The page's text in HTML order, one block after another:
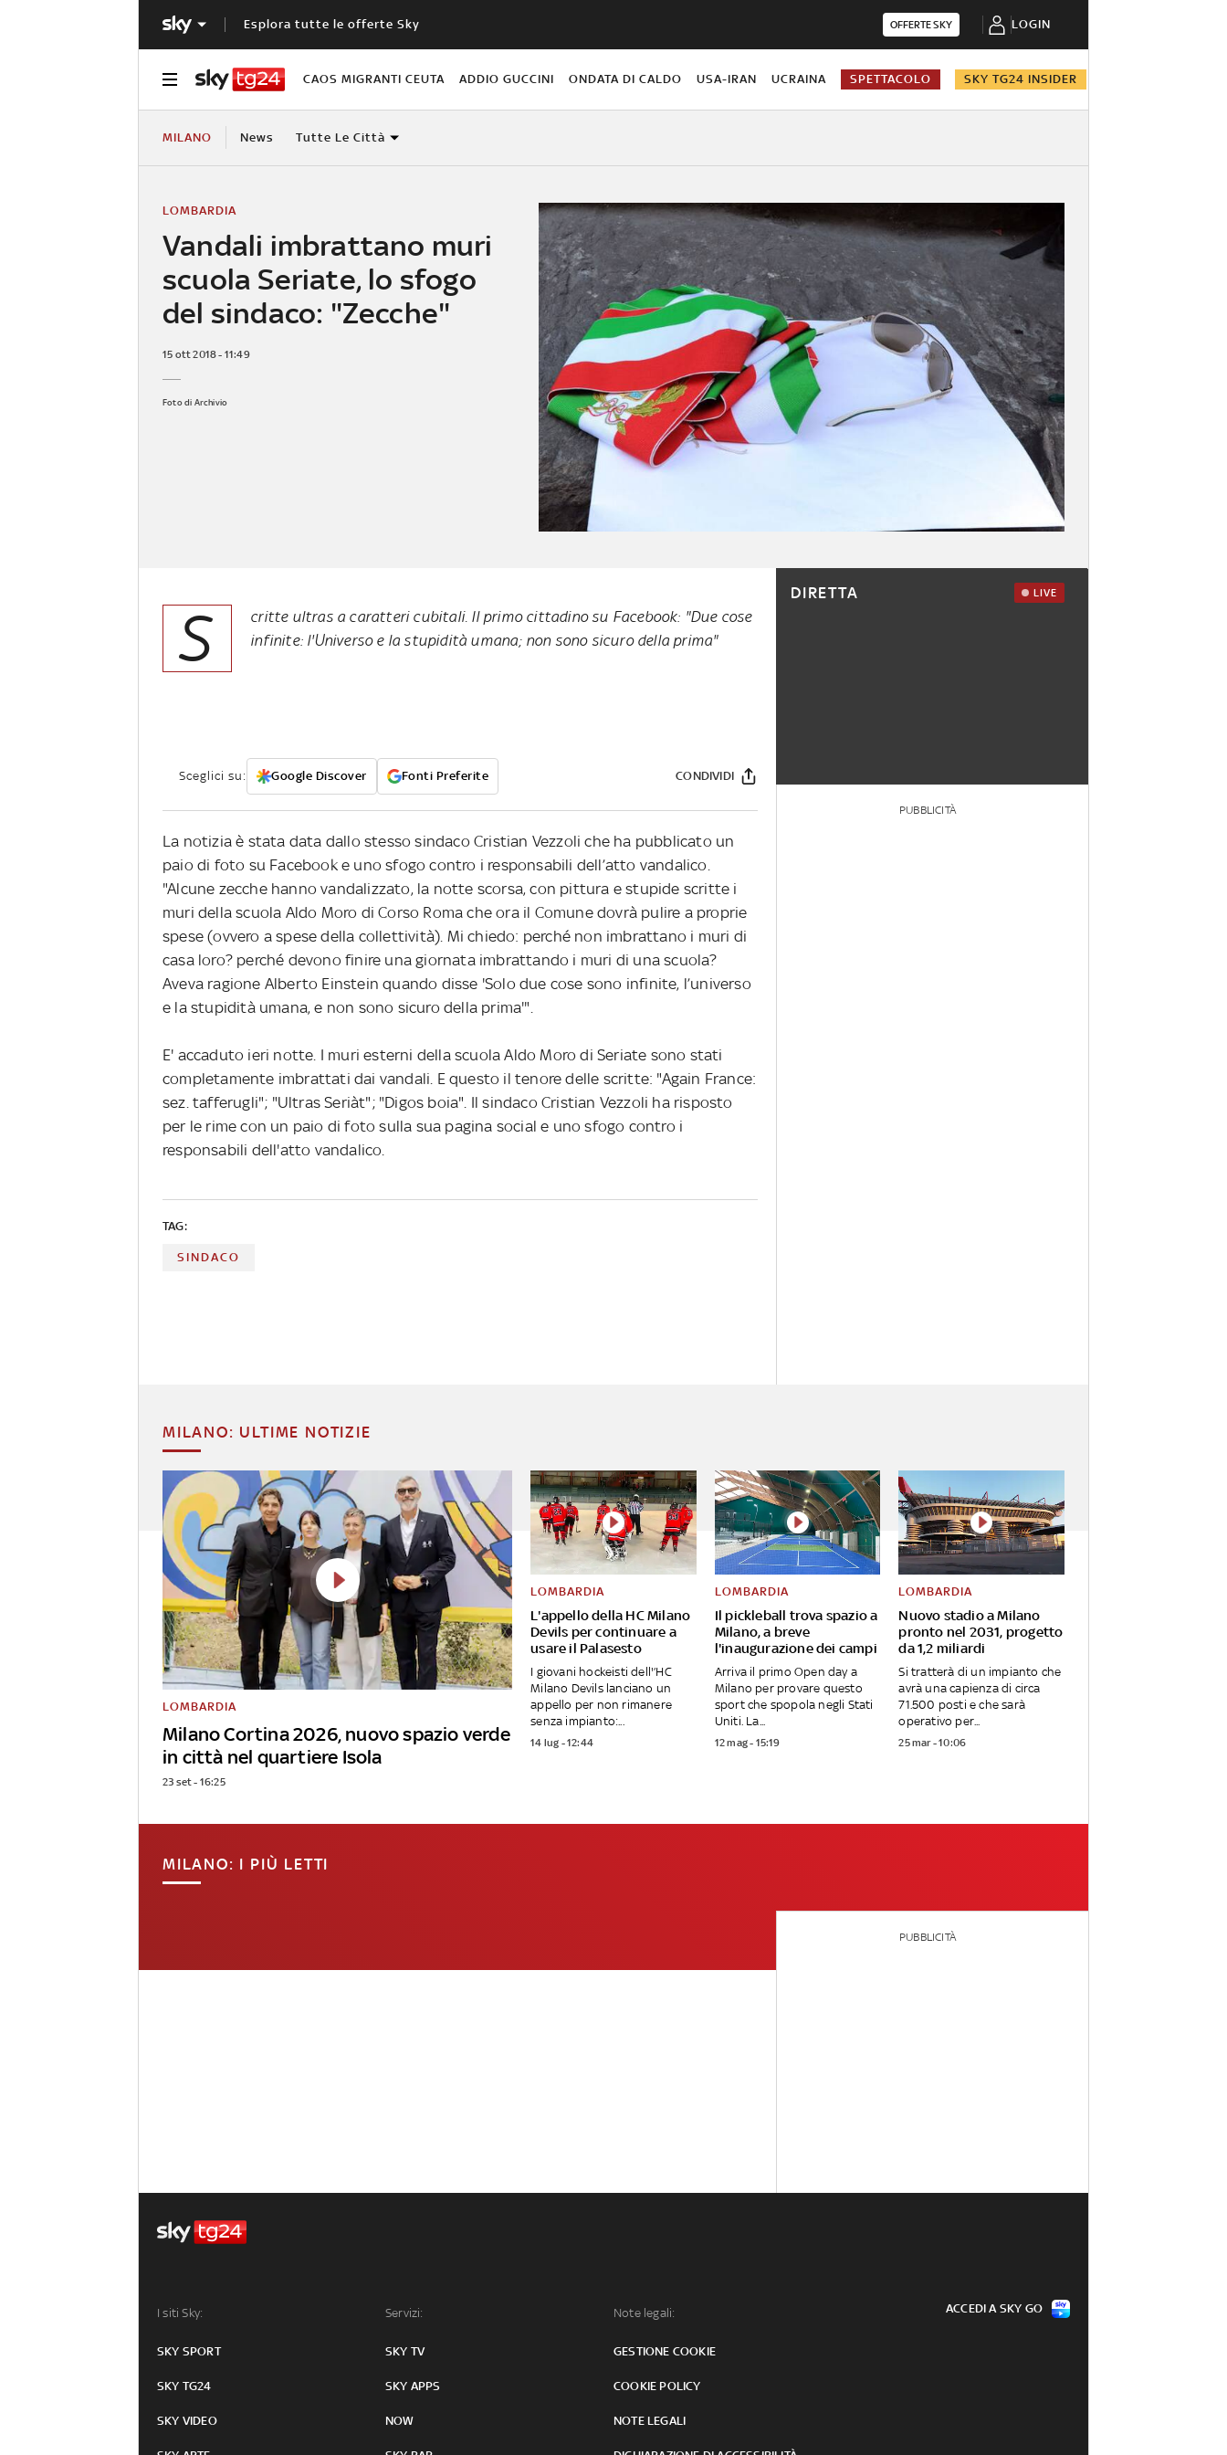
Esplora tutte le offerte Sky OFFERTE SKY LOGIN
CAOS MIGRANTI CEUTA ADDIO GUCCINI ONDATA DI CALDO USA-IRAN UCRAINA SPETTACOLO SKY TG24 INSIDER
MILANO News Tutte Le Città
Vandali imbrattano muri
scuola Seriate, lo sfogo
del sindaco: "Zecche"
LOMBARDIA
15 ott 2018 - 11:49
Foto di Archivio
S
critte ultras a caratteri cubitali. Il primo cittadino su Facebook: "Due cose
infinite: l'Universo e la stupidità umana; non sono sicuro della prima"
Sceglici su: Google Discover Fonti Preferite CONDIVIDI
La notizia è stata data dallo stesso sindaco Cristian Vezzoli che ha pubblicato un
paio di foto su Facebook e uno sfogo contro i responsabili dell’atto vandalico.
"Alcune zecche hanno vandalizzato, la notte scorsa, con pittura e stupide scritte i
muri della scuola Aldo Moro di Corso Roma che ora il Comune dovrà pulire a proprie
spese (ovvero a spese della collettività). Mi chiedo: perché non imbrattano i muri di
casa loro? perché devono finire una giornata imbrattando i muri di una scuola?
Aveva ragione Alberto Einstein quando disse 'Solo due cose sono infinite, l’universo
e la stupidità umana, e non sono sicuro della prima'".
E' accaduto ieri notte. I muri esterni della scuola Aldo Moro di Seriate sono stati
completamente imbrattati dai vandali. E questo il tenore delle scritte: "Again France:
sez. tafferugli"; "Ultras Seriàt"; "Digos boia". Il sindaco Cristian Vezzoli ha risposto
per le rime con un paio di foto sulla sua pagina social e uno sfogo contro i
responsabili dell'atto vandalico.
TAG:
SINDACO
DIRETTA LIVE
PUBBLICITÀ
MILANO: ULTIME NOTIZIE
Milano Cortina 2026, nuovo spazio verde
in città nel quartiere Isola
LOMBARDIA
23 set - 16:25
L'appello della HC Milano
Devils per continuare a
usare il Palasesto
LOMBARDIA
I giovani hockeisti dell'’HC
Milano Devils lanciano un
appello per non rimanere
senza impianto:...
14 lug - 12:44
Il pickleball trova spazio a
Milano, a breve
l'inaugurazione dei campi
LOMBARDIA
Arriva il primo Open day a
Milano per provare questo
sport che spopola negli Stati
Uniti. La...
12 mag - 15:19
Nuovo stadio a Milano
pronto nel 2031, progetto
da 1,2 miliardi
LOMBARDIA
Si tratterà di un impianto che
avrà una capienza di circa
71.500 posti e che sarà
operativo per...
25 mar - 10:06
MILANO: I PIÙ LETTI
PUBBLICITÀ
I siti Sky:
SKY SPORT
SKY TG24
SKY VIDEO
Servizi:
SKY TV
SKY APPS
NOW
Note legali:
GESTIONE COOKIE
COOKIE POLICY
NOTE LEGALI
ACCEDI A SKY GO